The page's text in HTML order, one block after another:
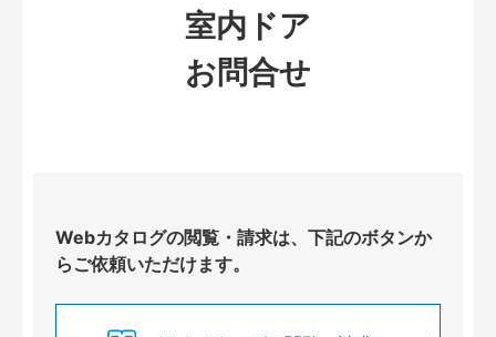
室内ドア
お問合せ
Webカタログの閲覧・請求は、下記のボタンか
らご依頼いただけます。